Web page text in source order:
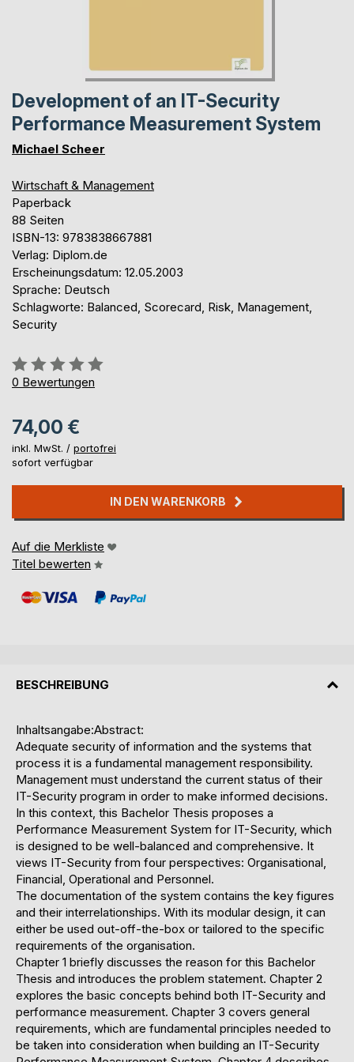
Development of an IT-Security
Performance Measurement System
Michael Scheer
Wirtschaft & Management
Paperback
88 Seiten
ISBN-13: 9783838667881
Verlag: Diplom.de
Erscheinungsdatum: 12.05.2003
Sprache: Deutsch
Schlagworte: Balanced, Scorecard, Risk, Management,
Security
Bewertung::
0%
0 Bewertungen
74,00 €
inkl. MwSt. / portofrei
sofort verfügbar
IN DEN WARENKORB
Auf die Merkliste
Titel bewerten
BESCHREIBUNG
Inhaltsangabe:Abstract:
Adequate security of information and the systems that
process it is a fundamental management responsibility.
Management must understand the current status of their
IT-Security program in order to make informed decisions.
In this context, this Bachelor Thesis proposes a
Performance Measurement System for IT-Security, which
is designed to be well-balanced and comprehensive. It
views IT-Security from four perspectives: Organisational,
Financial, Operational and Personnel.
The documentation of the system contains the key figures
and their interrelationships. With its modular design, it can
either be used out-off-the-box or tailored to the specific
requirements of the organisation.
Chapter 1 briefly discusses the reason for this Bachelor
Thesis and introduces the problem statement. Chapter 2
explores the basic concepts behind both IT-Security and
performance measurement. Chapter 3 covers general
requirements, which are fundamental principles needed to
be taken into consideration when building an IT-Security